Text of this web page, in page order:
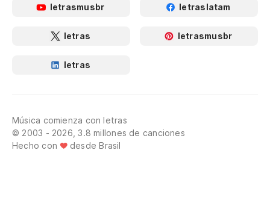
letrasmusbr letraslatam
letras letrasmusbr
letras
Música comienza con letras
© 2003 - 2026, 3.8 millones de canciones
Hecho con
desde Brasil